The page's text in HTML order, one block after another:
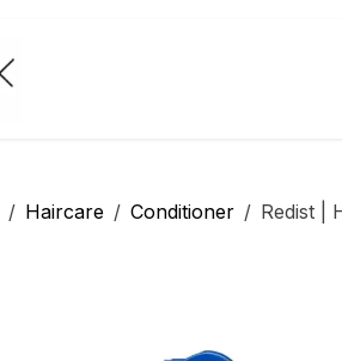
Haircare Conditioner Redist |